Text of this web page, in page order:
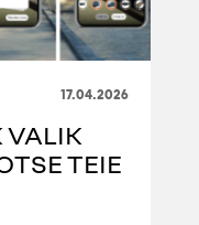
17.04.2026
VALIK
TEIE